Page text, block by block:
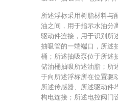
所述浮标采用树脂材料与
油之间，用于指示水油分
驱动件连接，用于识别所
抽吸管的一端端口，所述
桶；所述抽吸泵位于所述
储油桶抽吸所述油脂；所
于向所述浮标所在位置驱
所述传感器、所述驱动件
构电连接；所述电控阀门